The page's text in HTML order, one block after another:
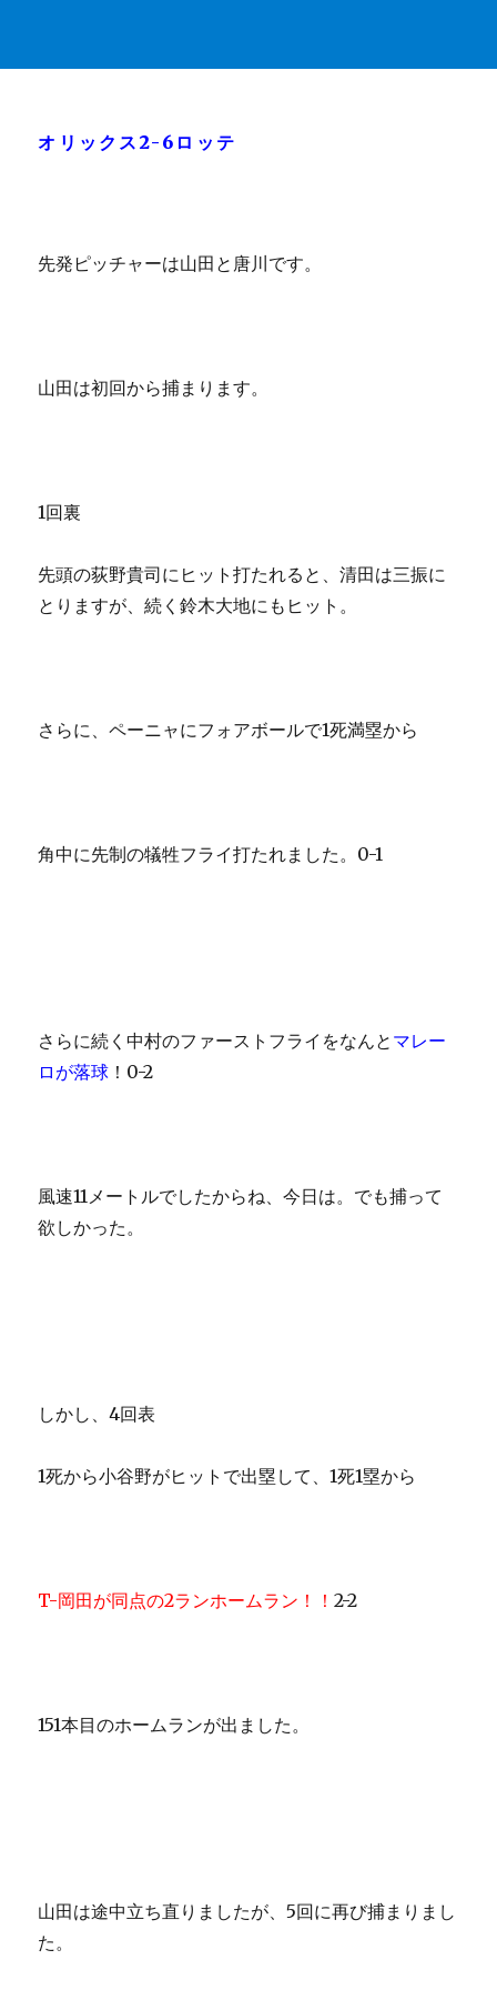
オリックス2-6ロッテ
先発ピッチャーは山田と唐川です。
山田は初回から捕まります。
1回裏
先頭の荻野貴司にヒット打たれると、清田は三振に
とりますが、続く鈴木大地にもヒット。
さらに、ペーニャにフォアボールで1死満塁から
角中に先制の犠牲フライ打たれました。0-1
さらに続く中村のファーストフライをなんと マレー
ロが落球 ！0-2
風速11メートルでしたからね、今日は。でも捕って
欲しかった。
しかし、4回表
1死から小谷野がヒットで出塁して、1死1塁から
T-岡田が同点の2ランホームラン！！2-2
151本目のホームランが出ました。
山田は途中立ち直りましたが、5回に再び捕まりまし
た。